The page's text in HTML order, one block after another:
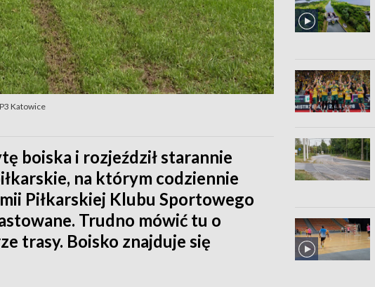
Katowice
boiska i rozjeździł starannie
na którym codziennie
Piłkarskiej Klubu Sportowego
Trudno mówić tu o
trasy. Boisko znajduje się